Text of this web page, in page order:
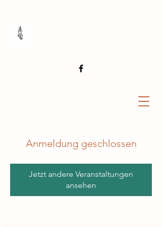
Anmeldung geschlossen
Jetzt andere Veranstaltungen
ansehen